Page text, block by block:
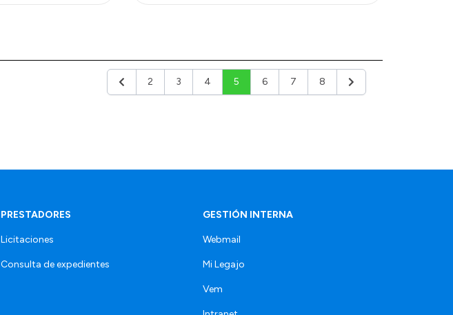
Anterior
2 3 4 5 6 7 8 Siguiente
PRESTADORES
Licitaciones
Consulta de expedientes
GESTIÓN INTERNA
Webmail
Mi Legajo
Vem